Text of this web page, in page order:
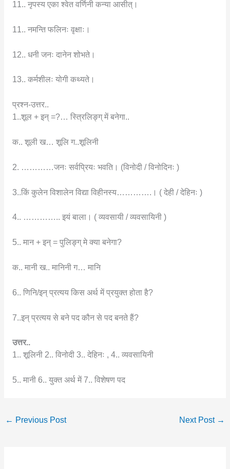
11.. नृपस्य एका श्वेत वर्णिनी कन्या आसीत्।
11.. नमन्ति फलिनः वृक्षाः।
12.. धनी जनः दानेन शोभते।
13.. कर्मशीलः योगी कथ्यते।
प्रश्न-उत्तर..
1..शूल + इन् =?… स्त्रिलिङ्ग् में बनेगा..
क.. शूली ख… शूलि ग..शूलिनी
2. …………जनः सर्वप्रियः भवति। (विनोदी / विनोदिनः )
3..किं कुलेन विशालेन विद्या विहीनस्य………….। ( देही / देहिनः )
4.. ………….. इयं बाला। ( व्यवसायी / व्यवसायिनी )
5.. मान + इन् = पुलिङ्ग् मे क्या बनेगा?
क.. मानी ख.. मानिनी ग… मानि
6.. णिनि/इन् प्रत्यय किस अर्थ में प्रयुक्त होता है?
7..इन् प्रत्यय से बने पद कौन से पद बनते हैं?
उत्तर..
1.. शूलिनी 2.. विनोदी 3.. देहिनः , 4.. व्यवसायिनी
5.. मानी 6.. युक्त अर्थ में 7.. विशेषण पद
← Previous Post Next Post →